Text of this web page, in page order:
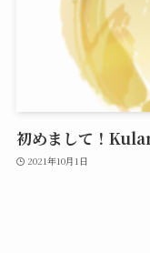
初めまして！
2021年10月1日